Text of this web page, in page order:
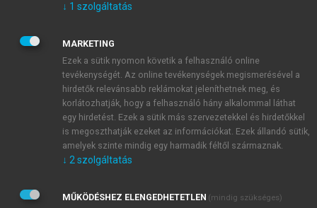
JELSZÓ
JELSZÓ ÚJRA
Kérek értesítést a MeRSZ újdonságairól, akcióiról.
Kérek értesítést az Akadémiai Kiadó Zrt. újdonságairól,
Adatkezelési tájékoztatóbanfoglaltakat tudomásul
↓ 1 szolgáltatás
MARKETING
Ezek a sütik nyomon követik a felhasználó online
tevékenységét. Az online tevékenységek megismerésével a
hirdetők relevánsabb reklámokat jeleníthetnek meg, és
korlátozhatják, hogy a felhasználó hány alkalommal láthat
egy hirdetést. Ezek a sütik más szervezetekkel és hirdetőkkel
is megoszthatják ezeket az információkat. Ezek állandó sütik,
amelyek szinte mindig egy harmadik féltől származnak.
↓ 2 szolgáltatás
MŰKÖDÉSHEZ ELENGEDHETETLEN (mindig szükséges)